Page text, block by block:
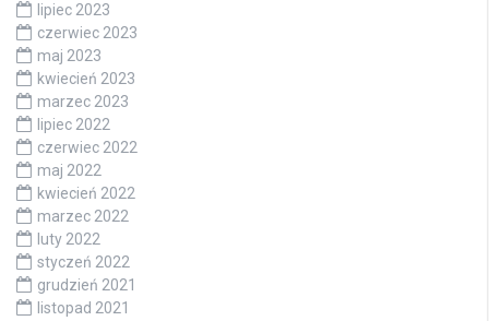
lipiec 2023
czerwiec 2023
maj 2023
kwiecień 2023
marzec 2023
lipiec 2022
czerwiec 2022
maj 2022
kwiecień 2022
marzec 2022
luty 2022
styczeń 2022
grudzień 2021
listopad 2021